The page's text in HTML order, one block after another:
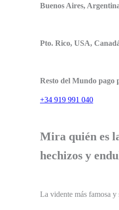
Buenos Aires,
Pto. Rico, USA,
Resto del Mundo pago
+34 919 991 040
Mira quién es
hechizos y
La vidente más famosa